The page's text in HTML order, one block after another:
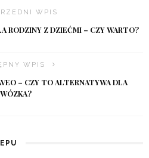
WPIS
RODZINY Z DZIEĆMI – CZY WARTO?
WPIS
– CZY TO ALTERNATYWA DLA
WÓZKA?